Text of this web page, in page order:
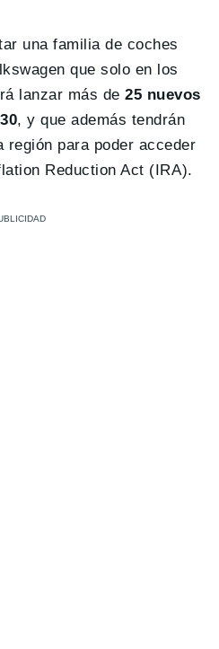
una familia de coches
que solo en los
lanzar más de25 nuevos
, y que además tendrán
región para poder acceder
Reduction Act (IRA).